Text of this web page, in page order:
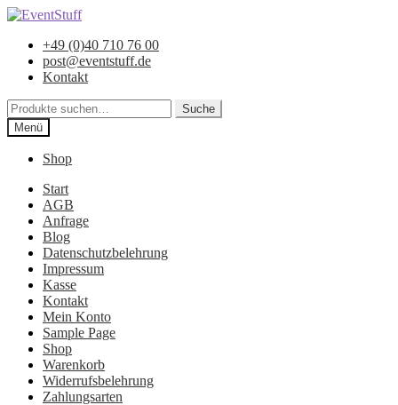
Zur
springen
Zum
springen+49 (0)40 710 76 00
post@eventstuff.de
Kontakt
Suche
nach:
Suche
Menü
Shop
Start
AGB
Anfrage
Blog
Datenschutzbelehrung
Impressum
Kasse
Kontakt
Mein Konto
Sample Page
Shop
Warenkorb
Widerrufsbelehrung
Zahlungsarten